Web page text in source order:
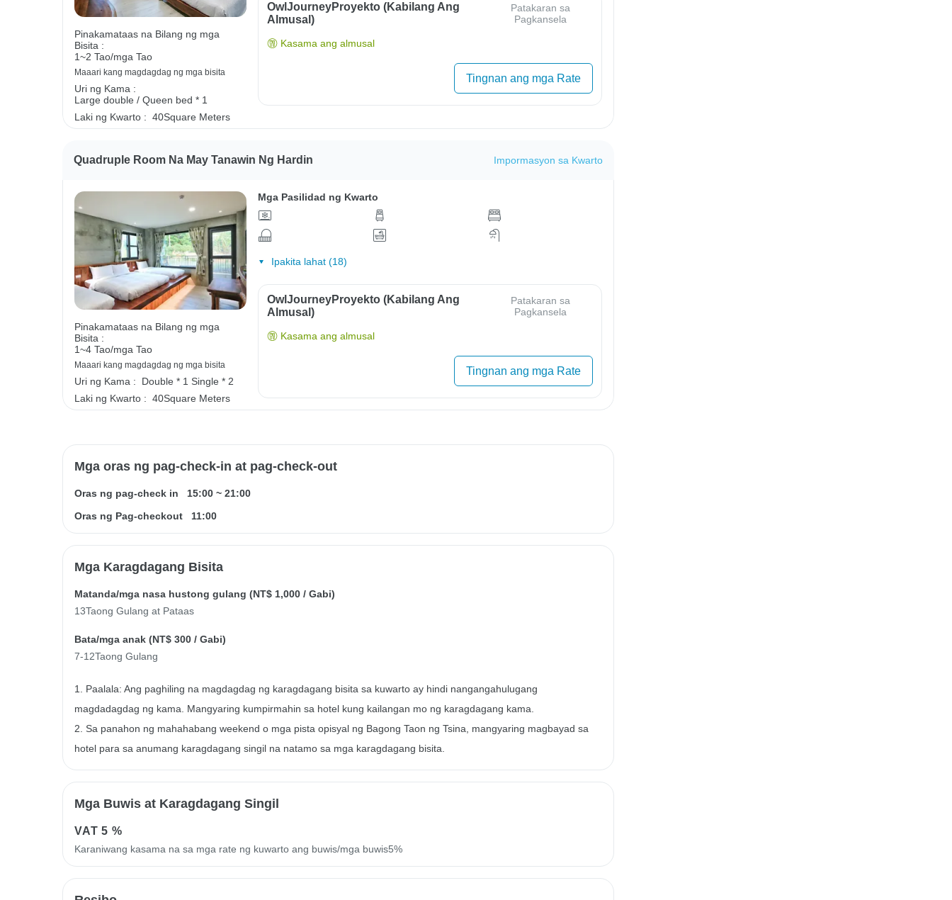
Pinakamataas na Bilang ng mga
Bisita :
1~2 Tao/mga Tao
Maaari kang magdagdag ng mga bisita
Uri ng Kama :
Large double / Queen bed * 1
Laki ng Kwarto : 40Square Meters
OwlJourneyProyekto (Kabilang Ang
Almusal)
Patakaran sa
Pagkansela
Kasama ang almusal
Tingnan ang mga Rate
Quadruple Room Na May Tanawin Ng Hardin Impormasyon sa Kwarto
Pinakamataas na Bilang ng mga
Bisita :
1~4 Tao/mga Tao
Maaari kang magdagdag ng mga bisita
Uri ng Kama : Double * 1 Single * 2
Laki ng Kwarto : 40Square Meters
Mga Pasilidad ng Kwarto
Ipakita lahat (18)
OwlJourneyProyekto (Kabilang Ang
Almusal)
Patakaran sa
Pagkansela
Kasama ang almusal
Tingnan ang mga Rate
Mga oras ng pag-check-in at pag-check-out
Oras ng pag-check in 15:00 ~ 21:00
Oras ng Pag-checkout
11:00
Mga Karagdagang Bisita
Matanda/mga nasa hustong gulang (NT$ 1,000 / Gabi)
13Taong Gulang at Pataas
Bata/mga anak (NT$ 300 / Gabi)
7-12Taong Gulang
1. Paalala: Ang paghiling na magdagdag ng karagdagang bisita sa kuwarto ay hindi nangangahulugang
magdadagdag ng kama. Mangyaring kumpirmahin sa hotel kung kailangan mo ng karagdagang kama.
2. Sa panahon ng mahahabang weekend o mga pista opisyal ng Bagong Taon ng Tsina, mangyaring magbayad sa
hotel para sa anumang karagdagang singil na natamo sa mga karagdagang bisita.
Mga Buwis at Karagdagang Singil
VAT5 %
Karaniwang kasama na sa mga rate ng kuwarto ang buwis/mga buwis5%